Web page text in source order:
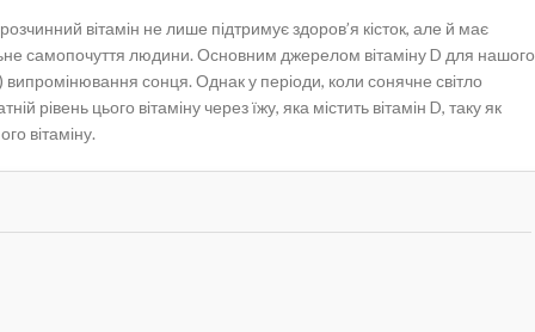
вітамін не лише підтримує здоров’я кісток, але й має
самопочуття людини. Основним джерелом вітаміну D для нашого
випромінювання сонця. Однак у періоди, коли сонячне світло
рівень цього вітаміну через їжу, яка містить вітамін D, таку як
вітаміну.